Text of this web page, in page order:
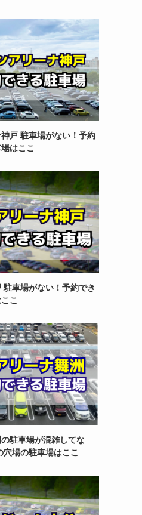
戸 駐車場がない！予約
はここ
車場がない！予約でき
こ
駐車場が混雑してな
場の駐車場はここ